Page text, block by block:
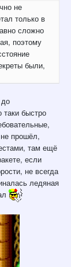
не
только в
сложно
поэтому
были,
быстро
не прошёл,
там ещё
если
не всегда
ледяная